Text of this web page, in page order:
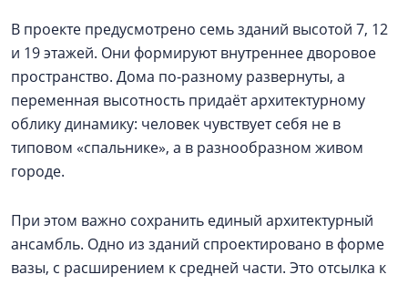
В проекте предусмотрено семь зданий высотой 7, 12
и 19 этажей. Они формируют внутреннее дворовое
пространство. Дома по-разному развернуты, а
переменная высотность придаёт архитектурному
облику динамику: человек чувствует себя не в
типовом «спальнике», а в разнообразном живом
городе.
При этом важно сохранить единый архитектурный
ансамбль. Одно из зданий спроектировано в форме
вазы, с расширением к средней части. Это отсылка к